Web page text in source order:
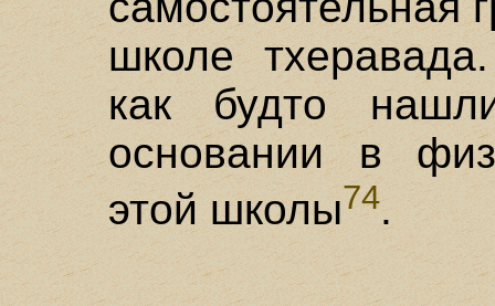
школе
как будто
основании в
этой школы74.